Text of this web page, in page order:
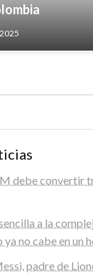
debe convertir
a la
no cabe en un
padre de